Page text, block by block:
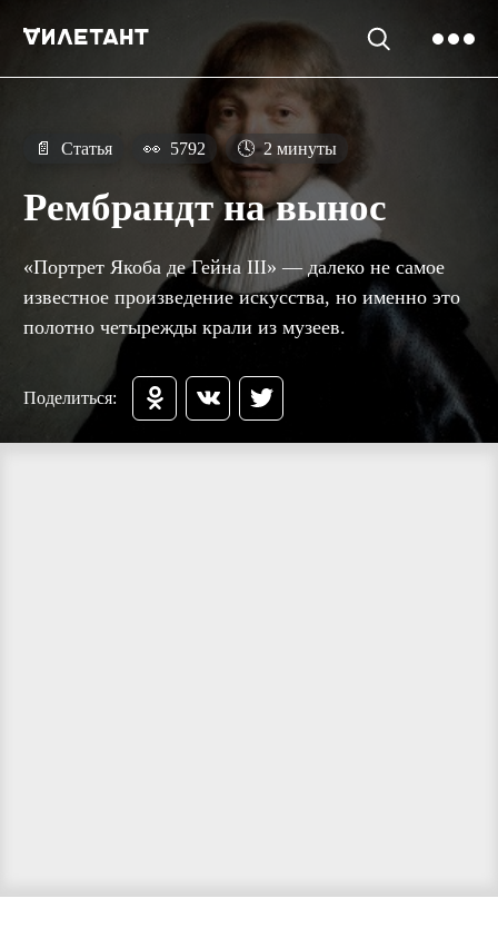
📄 Статья 👀 5792 🕓 2 минуты
Рембрандт на вынос
«Портрет Якоба де Гейна III» — далеко не самое
известное произведение искусства, но именно это
полотно четырежды крали из музеев.
Поделиться: